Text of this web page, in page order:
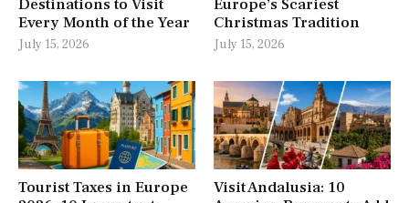
Destinations to Visit
Every Month of the Year
July 15, 2026
Europe’s Scariest
Christmas Tradition
July 15, 2026
Tourist Taxes in Europe
Visit Andalusia: 10